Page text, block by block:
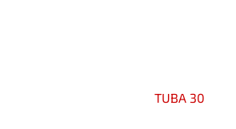
TUBA 30